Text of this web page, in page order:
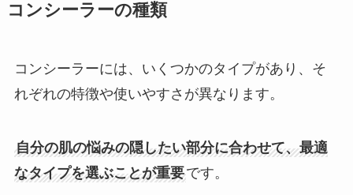
コンシーラーの種類
コンシーラーには、いくつかのタイプがあり、そ
れぞれの特徴や使いやすさが異なります。
自分の肌の悩みの隠したい部分に合わせて、最適
なタイプを選ぶことが重要です。